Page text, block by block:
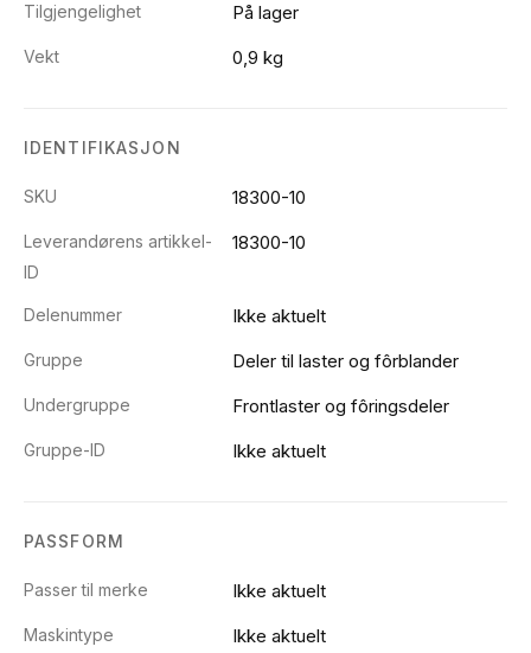
Tilgjengelighet På lager
Vekt 0,9 kg
IDENTIFIKASJON
SKU 18300-10
Leverandørens artikkel-
ID
18300-10
Delenummer Ikke aktuelt
Gruppe Deler til laster og fôrblander
Undergruppe Frontlaster og fôringsdeler
Gruppe-ID Ikke aktuelt
PASSFORM
Passer til merke Ikke aktuelt
Maskintype Ikke aktuelt